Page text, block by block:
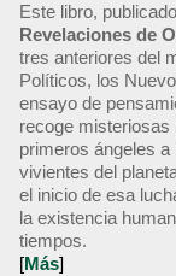
Este libro,
Revelaciones de
tres anteriores del
Políticos, los
ensayo de
recoge misteriosas
primeros ángeles
vivientes del
el inicio de esa
la existencia
tiempos.
[Más]